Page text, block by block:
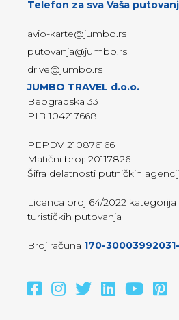
Telefon za sva Vaša
avio-karte@jumbo.rs
putovanja@jumbo.rs
drive@jumbo.rs
JUMBO TRAVEL d.o.o.
Beogradska 33
PIB 104217668
PEPDV 210876166
Matični broj: 20117826
Šifra delatnosti putničkih
Licenca broj 64/2022 kategorija
turističkih putovanja
Broj računa 170-